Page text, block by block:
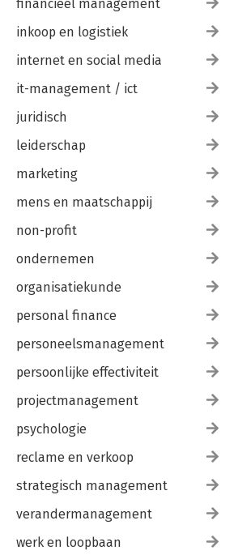
financieel management
inkoop en logistiek
internet en social media
it-management / ict
juridisch
leiderschap
marketing
mens en maatschappij
non-profit
ondernemen
organisatiekunde
personal finance
personeelsmanagement
persoonlijke effectiviteit
projectmanagement
psychologie
reclame en verkoop
strategisch management
verandermanagement
werk en loopbaan